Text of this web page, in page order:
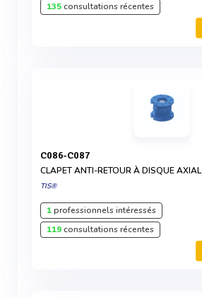
135consultations récentes
C086-C087
CLAPET ANTI-RETOUR À DISQUE AXIAL
TIS®
1professionnels intéressés
119consultations récentes